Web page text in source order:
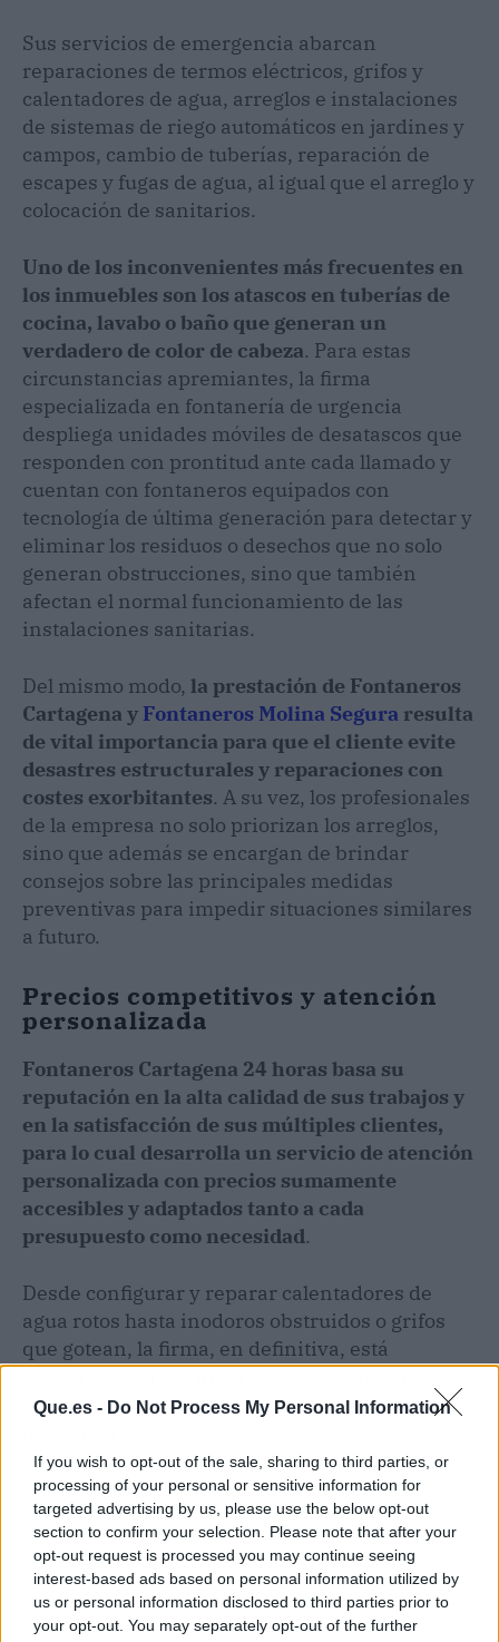
Que.es - Do Not Process My Personal Information
If you wish to opt-out of the sale, sharing to third parties, or
processing of your personal or sensitive information for
targeted advertising by us, please use the below opt-out
section to confirm your selection. Please note that after your
opt-out request is processed you may continue seeing
interest-based ads based on personal information utilized by
us or personal information disclosed to third parties prior to
your opt-out. You may separately opt-out of the further
Sus servicios de emergencia abarcan
reparaciones de termos eléctricos, grifos y
calentadores de agua, arreglos e instalaciones
de sistemas de riego automáticos en jardines y
campos, cambio de tuberías, reparación de
escapes y fugas de agua, al igual que el arreglo y
colocación de sanitarios.
Uno de los inconvenientes más frecuentes en
los inmuebles son los atascos en tuberías de
cocina, lavabo o baño que generan un
verdadero de color de cabeza. Para estas
circunstancias apremiantes, la firma
especializada en fontanería de urgencia
despliega unidades móviles de desatascos que
responden con prontitud ante cada llamado y
cuentan con fontaneros equipados con
tecnología de última generación para detectar y
eliminar los residuos o desechos que no solo
generan obstrucciones, sino que también
afectan el normal funcionamiento de las
instalaciones sanitarias.
Del mismo modo, la prestación de Fontaneros
Cartagena y Fontaneros Molina Segura resulta
de vital importancia para que el cliente evite
desastres estructurales y reparaciones con
costes exorbitantes. A su vez, los profesionales
de la empresa no solo priorizan los arreglos,
sino que además se encargan de brindar
consejos sobre las principales medidas
preventivas para impedir situaciones similares
a futuro.
Precios competitivos y atención
personalizada
Fontaneros Cartagena 24 horas basa su
reputación en la alta calidad de sus trabajos y
en la satisfacción de sus múltiples clientes,
para lo cual desarrolla un servicio de atención
personalizada con precios sumamente
accesibles y adaptados tanto a cada
presupuesto como necesidad.
Desde configurar y reparar calentadores de
agua rotos hasta inodoros obstruidos o grifos
que gotean, la firma, en definitiva, está
rápidas y efectivas con solo una llamada